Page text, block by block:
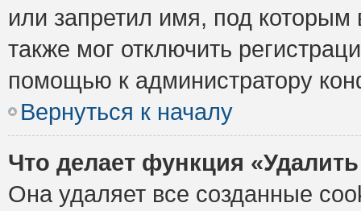
или запретил имя, под которым
также мог отключить
помощью к администратору
Вернуться к началу
Что делает функция
Она удаляет все созданные